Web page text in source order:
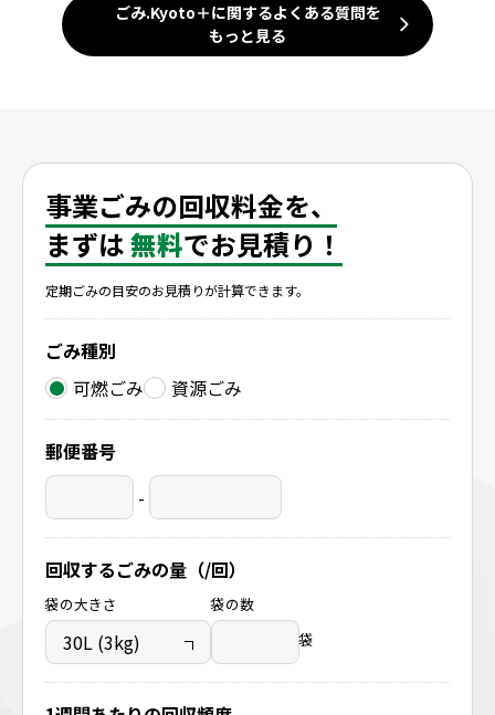
ごみ.Kyoto＋に関するよくある質問を
もっと見る
事業ごみの回収料金を、
まずは無料でお見積り！
定期ごみの目安のお見積りが計算できます。
ごみ種別
可燃ごみ
資源ごみ
郵便番号
-
回収するごみの量（/回）
袋の大きさ
袋の数
袋